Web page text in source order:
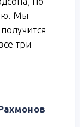
Мы
три